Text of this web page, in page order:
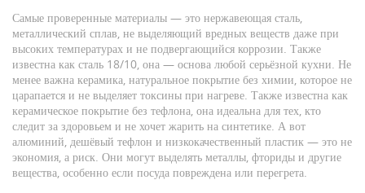
Самые проверенные материалы — это нержавеющая сталь,
металлический сплав, не выделяющий вредных веществ даже при
высоких температурах и не подвергающийся коррозии. Также
известна как сталь 18/10, она — основа любой серьёзной кухни. Не
менее важна керамика, натуральное покрытие без химии, которое не
царапается и не выделяет токсины при нагреве. Также известна как
керамическое покрытие без тефлона, она идеальна для тех, кто
следит за здоровьем и не хочет жарить на синтетике. А вот
алюминий, дешёвый тефлон и низкокачественный пластик — это не
экономия, а риск. Они могут выделять металлы, фториды и другие
вещества, особенно если посуда повреждена или перегрета.